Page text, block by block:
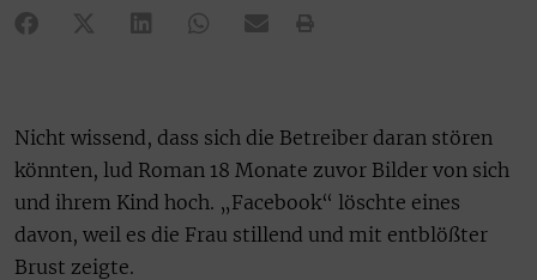
Nicht wissend, dass sich die Betreiber daran stören
könnten, lud Roman 18 Monate zuvor Bilder von sich
und ihrem Kind hoch. „Facebook“ löschte eines
davon, weil es die Frau stillend und mit entblößter
Brust zeigte.